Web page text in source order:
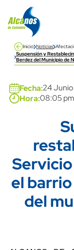
Pasar al contenido
Inicio Noticias
Suspensión y
Berdez del Municipio de
Fecha:24
Hora:08:05 pm
el
del